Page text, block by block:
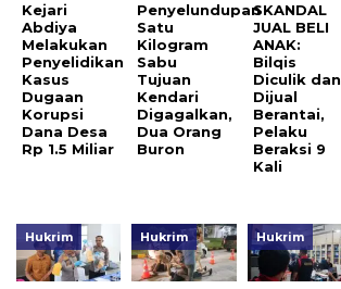
Kejari
Abdiya
Melakukan
Penyelidikan
Kasus
Dugaan
Korupsi
Dana Desa
Rp 1.5 Miliar
Penyelundupan
Satu
Kilogram
Sabu
Tujuan
Kendari
Digagalkan,
Dua Orang
Buron
SKANDAL
JUAL BELI
ANAK:
Bilqis
Diculik dan
Dijual
Berantai,
Pelaku
Beraksi 9
Kali
Hukrim Hukrim Hukrim